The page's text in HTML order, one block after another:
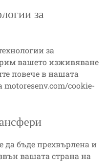
за
за
вашето изживяване
повече в нашата
cookie-
бъде прехвърлена и
вашата страна на